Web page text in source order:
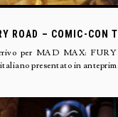
ROAD – COMIC-CON
per MAD MAX:
presentato in